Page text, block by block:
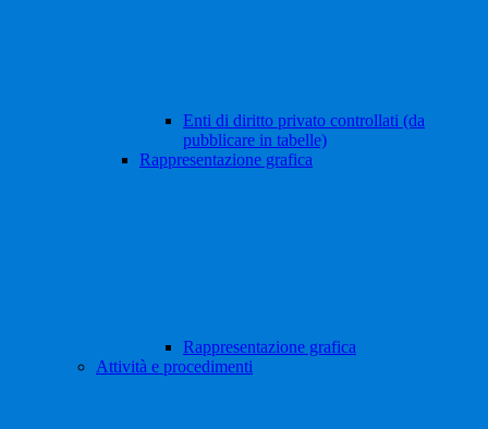
Enti di diritto privato controllati (da
pubblicare in tabelle)
Rappresentazione grafica
Rappresentazione grafica
Attività e procedimenti